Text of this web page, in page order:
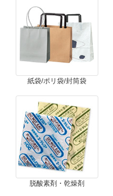
紙袋/ポリ袋/封筒袋
脱酸素剤・乾燥剤